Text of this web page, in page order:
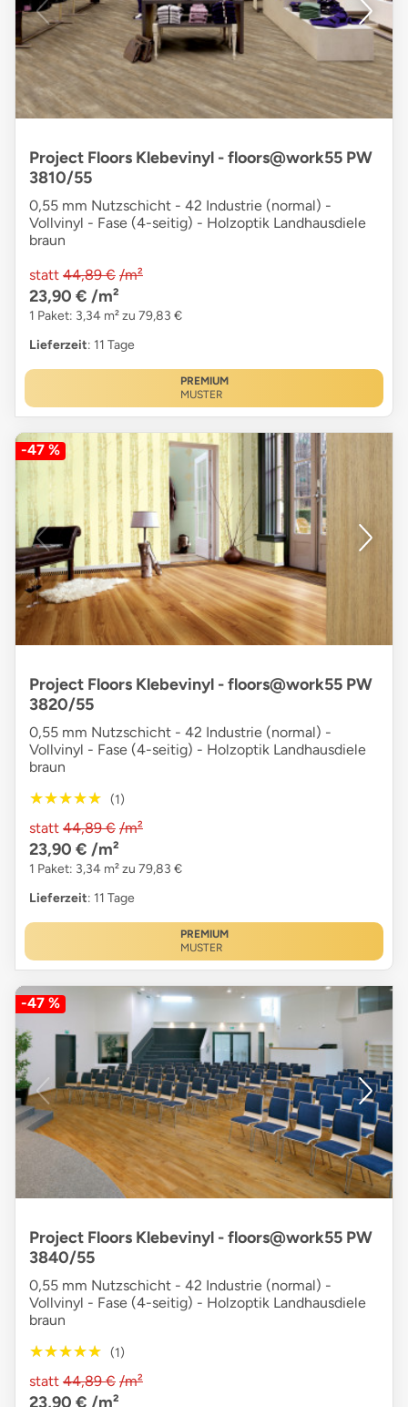
Project Floors Klebevinyl - floors@work55 PW
3810/55
0,55 mm Nutzschicht - 42 Industrie (normal) -
Vollvinyl - Fase (4-seitig) - Holzoptik Landhausdiele
braun
statt 44,89 € /m²
23,90 € /m²
1 Paket: 3,34 m² zu 79,83 €
Lieferzeit: 11 Tage
PREMIUM
MUSTER
-47 %
Project Floors Klebevinyl - floors@work55 PW
3820/55
0,55 mm Nutzschicht - 42 Industrie (normal) -
Vollvinyl - Fase (4-seitig) - Holzoptik Landhausdiele
braun
★★★★★
★★★★★ (1)
statt 44,89 € /m²
23,90 € /m²
1 Paket: 3,34 m² zu 79,83 €
Lieferzeit: 11 Tage
PREMIUM
MUSTER
-47 %
Project Floors Klebevinyl - floors@work55 PW
3840/55
0,55 mm Nutzschicht - 42 Industrie (normal) -
Vollvinyl - Fase (4-seitig) - Holzoptik Landhausdiele
braun
★★★★★
★★★★★ (1)
statt 44,89 € /m²
23,90 € /m²